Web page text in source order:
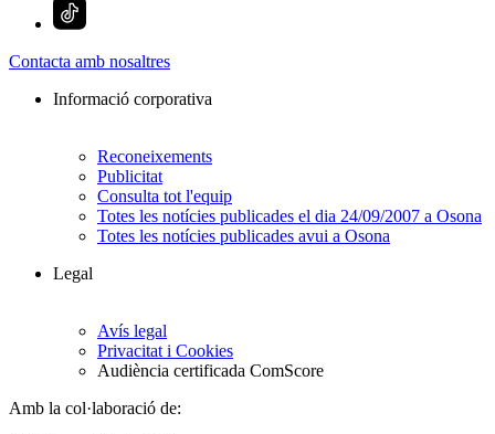
Contacta amb nosaltres
Informació corporativa
Reconeixements
Publicitat
Consulta tot l'equip
Totes les notícies publicades el dia 24/09/2007 a Osona
Totes les notícies publicades avui a Osona
Legal
Avís legal
Privacitat i Cookies
Audiència certificada ComScore
Amb la col·laboració de: